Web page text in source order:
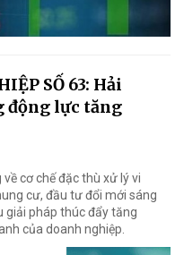
SỐ 63: Hải
động lực tăng
cơ chế đặc thù xử lý vi
cư, đầu tư đổi mới sáng
giải pháp thúc đẩy tăng
của doanh nghiệp.